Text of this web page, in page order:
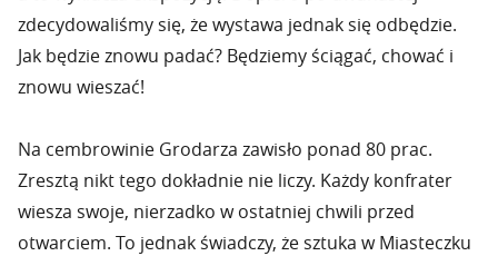
zdecydowaliśmy się, że wystawa jednak się odbędzie.
Jak będzie znowu padać? Będziemy ściągać, chować i
znowu wieszać!
Na cembrowinie Grodarza zawisło ponad 80 prac.
Zresztą nikt tego dokładnie nie liczy. Każdy konfrater
wiesza swoje, nierzadko w ostatniej chwili przed
otwarciem. To jednak świadczy, że sztuka w Miasteczku